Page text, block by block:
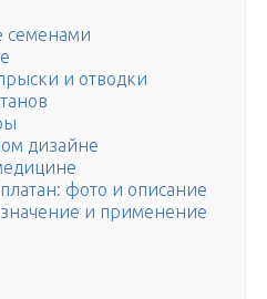
семенами
и отводки
дизайне
фото и описание
и применение